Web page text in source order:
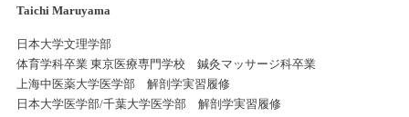
Taichi Maruyama
日本大学文理学部
体育学科卒業 東京医療専門学校 鍼灸マッサージ科卒業
上海中医薬大学医学部 解剖学実習履修
日本大学医学部/千葉大学医学部 解剖学実習履修